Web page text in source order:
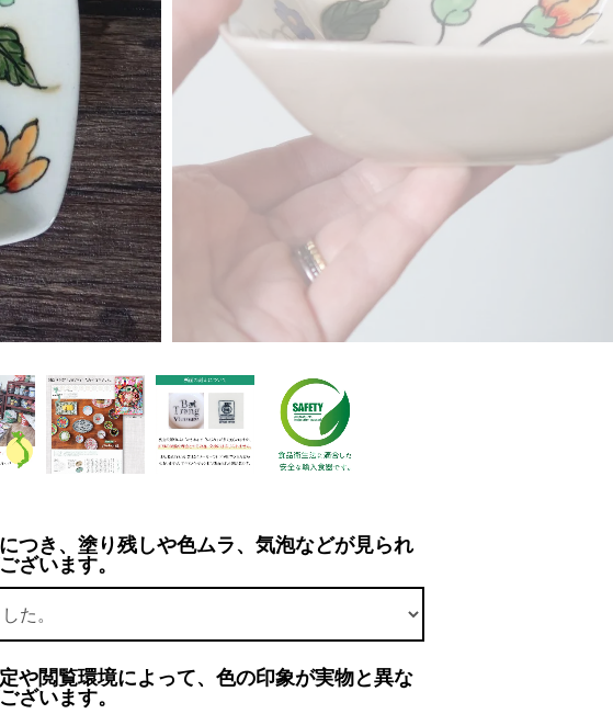
つき、塗り残しや色ムラ、気泡などが見られ
ざいます。
や閲覧環境によって、色の印象が実物と異な
ざいます。